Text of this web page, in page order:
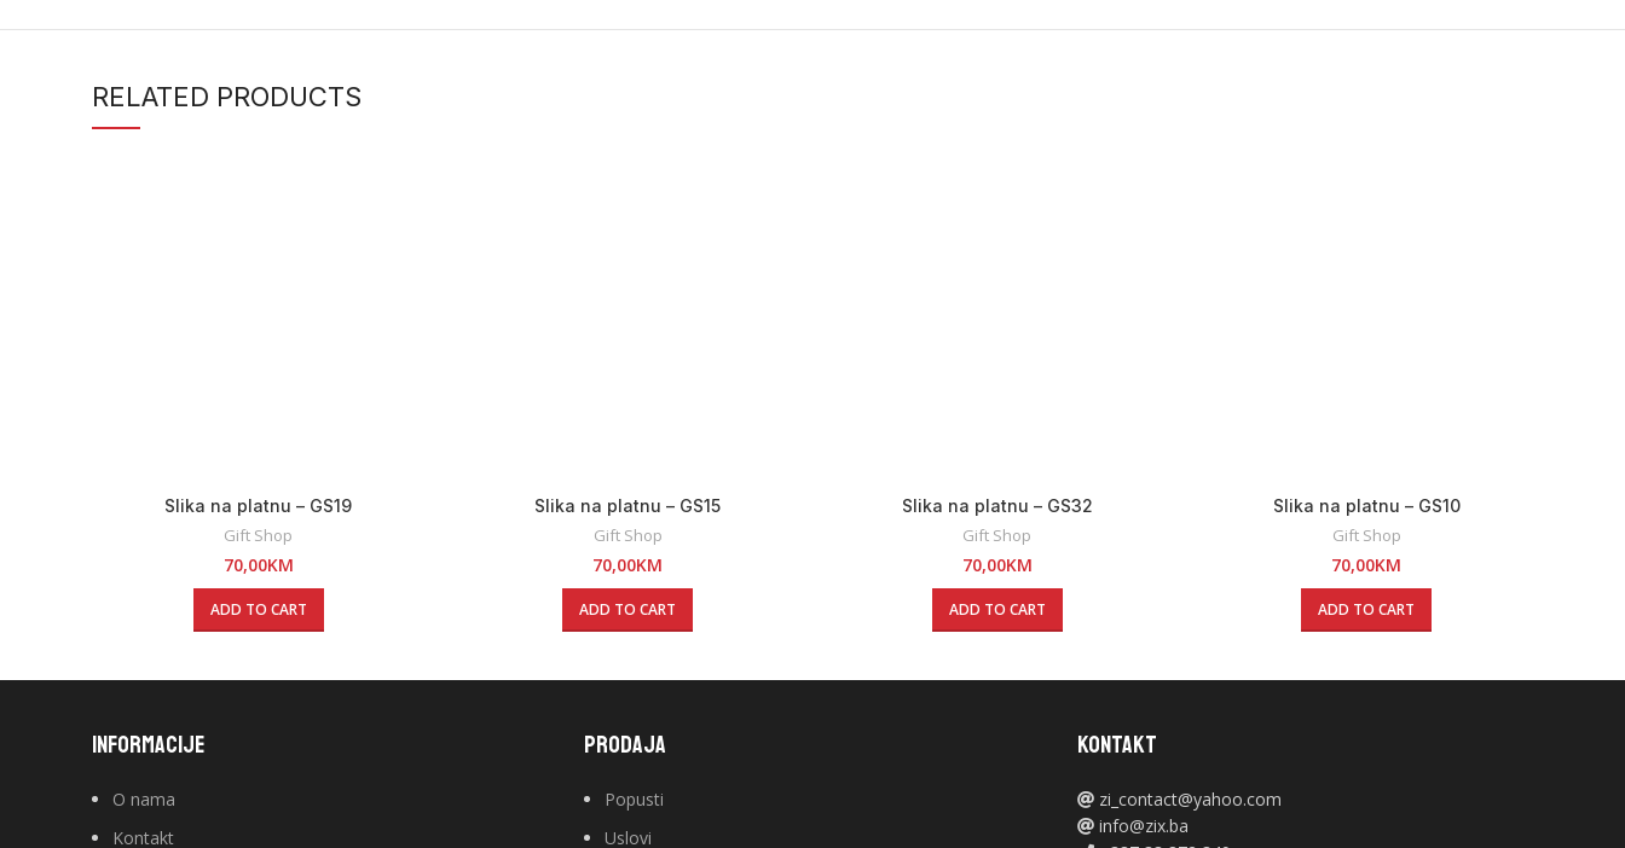
RELATED PRODUCTS
Slika na platnu – GS19
Gift Shop
70,00KM
ADD TO CART
Slika na platnu – GS15
Gift Shop
70,00KM
ADD TO CART
Slika na platnu – GS32
Gift Shop
70,00KM
ADD TO CART
Slika na platnu – GS10
Gift Shop
70,00KM
ADD TO CART
INFORMACIJE
O nama
Kontakt
PRODAJA
Popusti
Uslovi
KONTAKT
zi_contact@yahoo.com
info@zix.ba